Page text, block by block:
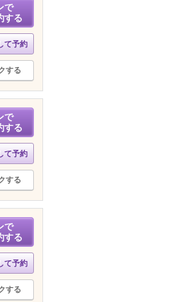
で
する
て予約
する
で
する
て予約
する
で
する
て予約
する